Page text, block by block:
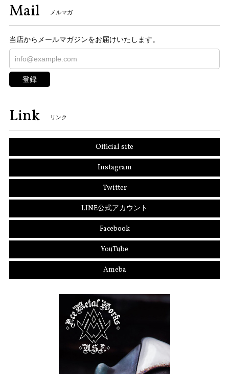
Mail メルマガ
当店からメールマガジンをお届けいたします。
登録
Link リンク
Official site
Instagram
Twitter
LINE公式アカウント
Facebook
YouTube
Ameba